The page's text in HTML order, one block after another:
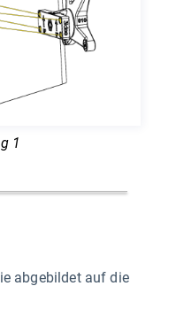
1
abgebildet auf die